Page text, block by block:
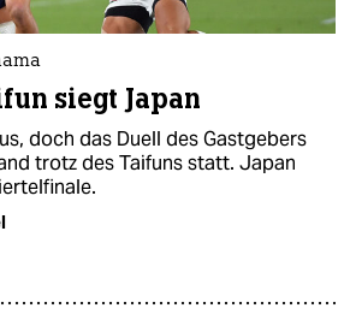
siegt Japan
doch das Duell des Gastgebers
trotz des Taifuns statt. Japan